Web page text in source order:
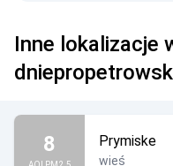
Inne lokalizacje
8 Prymiske
wieś